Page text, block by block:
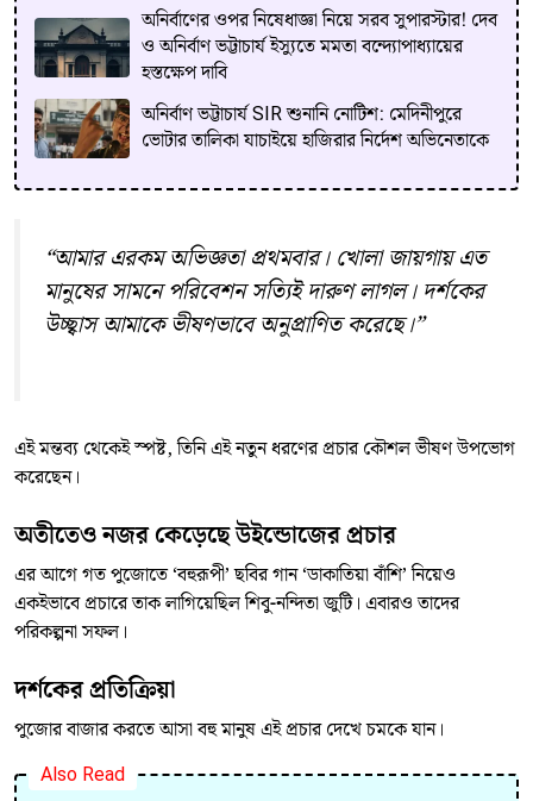
অনির্বাণের ওপর নিষেধাজ্ঞা নিয়ে সরব সুপারস্টার! দেব
ও অনির্বাণ ভট্টাচার্য ইস্যুতে মমতা বন্দ্যোপাধ্যায়ের
হস্তক্ষেপ দাবি
অনির্বাণ ভট্টাচার্য SIR শুনানি নোটিশ: মেদিনীপুরে
ভোটার তালিকা যাচাইয়ে হাজিরার নির্দেশ অভিনেতাকে
“আমার এরকম অভিজ্ঞতা প্রথমবার। খোলা জায়গায় এত
মানুষের সামনে পরিবেশন সত্যিই দারুণ লাগল। দর্শকের
উচ্ছ্বাস আমাকে ভীষণভাবে অনুপ্রাণিত করেছে।”
এই মন্তব্য থেকেই স্পষ্ট, তিনি এই নতুন ধরণের প্রচার কৌশল ভীষণ উপভোগ
করেছেন।
অতীতেও নজর কেড়েছে উইন্ডোজের প্রচার
এর আগে গত পুজোতে ‘বহুরূপী’ ছবির গান ‘ডাকাতিয়া বাঁশি’ নিয়েও
একইভাবে প্রচারে তাক লাগিয়েছিল শিবু-নন্দিতা জুটি। এবারও তাদের
পরিকল্পনা সফল।
দর্শকের প্রতিক্রিয়া
পুজোর বাজার করতে আসা বহু মানুষ এই প্রচার দেখে চমকে যান।
Also Read